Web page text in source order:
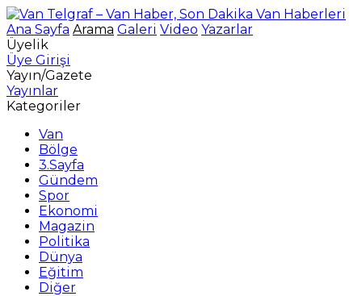
Ana Sayfa Arama Galeri Video Yazarlar
Üyelik
Üye Girişi
Yayın/Gazete
Yayınlar
Kategoriler
Van
Bölge
3.Sayfa
Gündem
Spor
Ekonomi
Magazin
Politika
Dünya
Eğitim
Diğer